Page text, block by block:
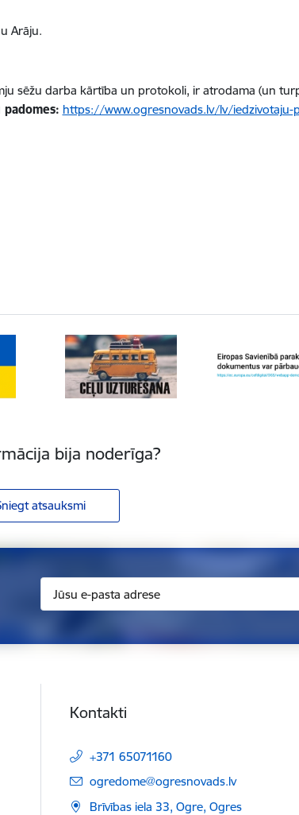
Arāju.
sēžu darba kārtība un protokoli, ir atrodama (un
https://www.ogresnovads.lv/lv/iedzivotaju-
bija noderīga?
atsauksmi
Kontakti
+371 65071160
E-pasts:
ogredome@ogresnovads.lv
Brīvības iela 33, Ogre, Ogres